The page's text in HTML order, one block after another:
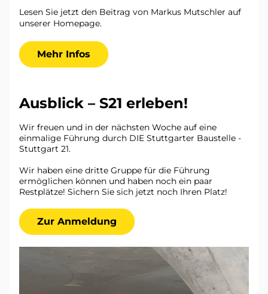
Lesen Sie jetzt den Beitrag von Markus Mutschler auf
unserer Homepage.
Mehr Infos
Ausblick – S21 erleben!
Wir freuen und in der nächsten Woche auf eine
einmalige Führung durch DIE Stuttgarter Baustelle -
Stuttgart 21.
Wir haben eine dritte Gruppe für die Führung
ermöglichen können und haben noch ein paar
Restplätze! Sichern Sie sich jetzt noch Ihren Platz!
Zur Anmeldung